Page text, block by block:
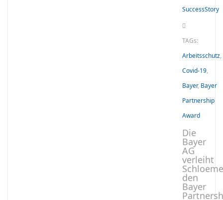
SuccessStory
TAGs:
Arbeitsschutz,
Covid-19,
Bayer, Bayer
Partnership
Award
Die
Bayer
AG
verleiht
den
Bayer